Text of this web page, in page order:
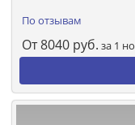
По отзывам
От8040 руб. за 1